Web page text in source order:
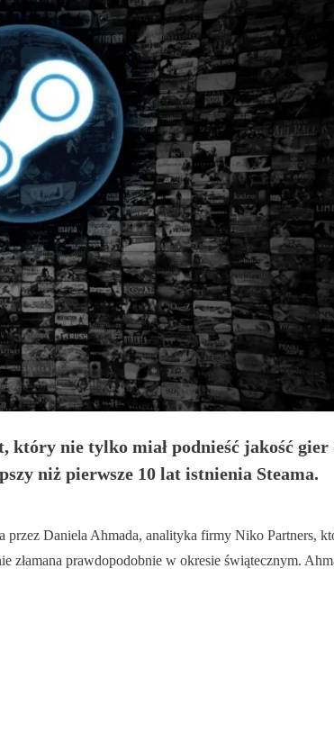
nie tylko miał podnieść jakość
niż pierwsze 10 lat istnienia Steama.
przez Daniela Ahmada, analityka firmy Niko
złamana prawdopodobnie w okresie świątecznym.